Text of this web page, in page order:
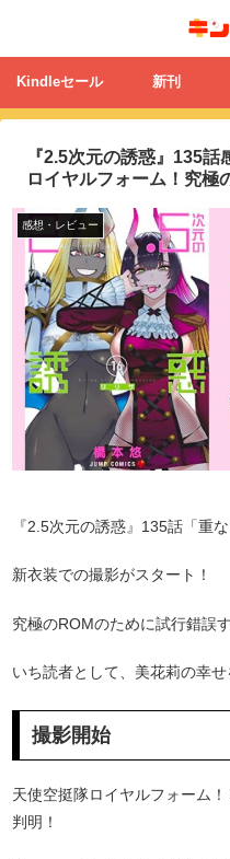
Kindleセール 新刊
『2.5次元の誘惑』135
ロイヤルフォーム！究極
感想・レビュー
『2.5次元の誘惑』135話「重
新衣装での撮影がスタート！
究極のROMのために試行錯誤
いち読者として、美花莉の幸せ
撮影開始
天使空挺隊ロイヤルフォーム
判明！